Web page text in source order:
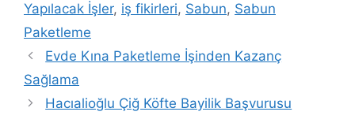
Yapılacak İşler, iş fikirleri, Sabun, Sabun
Paketleme
Evde Kına Paketleme İşinden Kazanç
Sağlama
Hacıalioğlu Çiğ Köfte Bayilik Başvurusu